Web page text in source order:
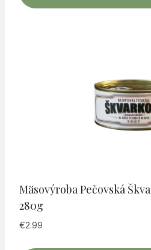
Mäsovýroba Pečovská
280g
€2.99